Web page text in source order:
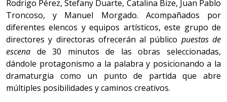
Rodrigo Pérez, Stefany Duarte, Catalina Bize, Juan Pablo
Troncoso, y Manuel Morgado. Acompañados por
diferentes elencos y equipos artísticos, este grupo de
directores y directoras ofrecerán al público puestas de
escena de 30 minutos de las obras seleccionadas,
dándole protagonismo a la palabra y posicionando a la
dramaturgia como un punto de partida que abre
múltiples posibilidades y caminos creativos.